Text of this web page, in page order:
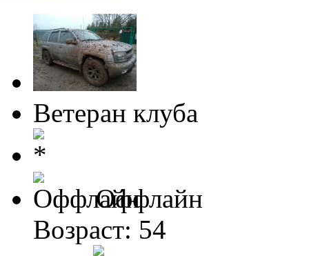
Ветеран клуба
Оффлайн
Возраст: 54